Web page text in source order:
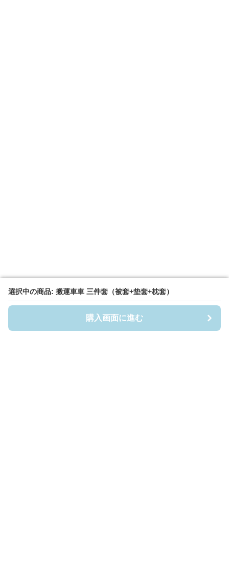
選択中の商品: 搬運車車 三件套（被套+垫套+枕套）
購入画面に進む
選択中の商品: 搬運車車 三件套（被套+垫套+枕套）
購入画面に進む